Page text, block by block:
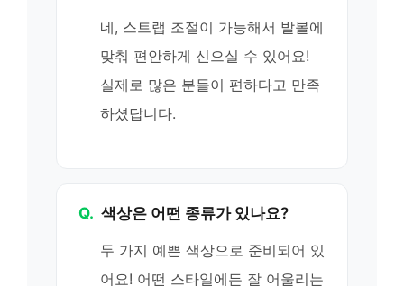
네, 스트랩 조절이 가능해서 발볼에
맞춰 편안하게 신으실 수 있어요!
실제로 많은 분들이 편하다고 만족
하셨답니다.
Q. 색상은 어떤 종류가 있나요?
두 가지 예쁜 색상으로 준비되어 있
어요! 어떤 스타일에든 잘 어울리는